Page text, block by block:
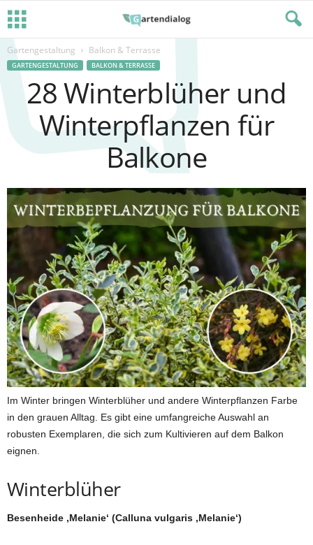
Gartengestaltung Balkon & Terrasse
GARTENGESTALTUNG BALKON & TERRASSE
28 Winterblüher und
Winterpflanzen für
Balkone
Im Winter bringen Winterblüher und andere Winterpflanzen Farbe
in den grauen Alltag. Es gibt eine umfangreiche Auswahl an
robusten Exemplaren, die sich zum Kultivieren auf dem Balkon
eignen.
Winterblüher
Besenheide ‚Melanie‘ (Calluna vulgaris ‚Melanie‘)